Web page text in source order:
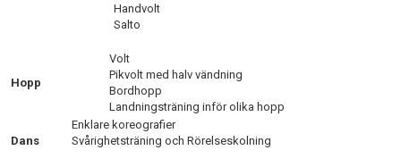
Handvolt
Salto
Hopp
Volt
Pikvolt med halv vändning
Bordhopp
Landningsträning inför olika hopp
Dans
Enklare koreografier
Svårighetsträning och Rörelseskolning